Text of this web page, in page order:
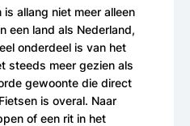
allang niet meer alleen
een land als Nederland,
onderdeel is van het
steeds meer gezien als
gewoonte die direct
is overal. Naar
of een rit in het